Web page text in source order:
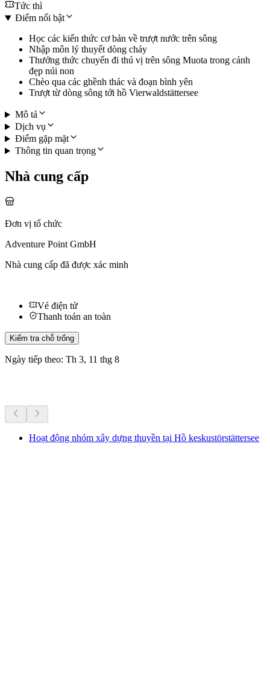
Tức thì
Điểm nổi bật
Học các kiến thức cơ bản về trượt nước trên sông
Nhập môn lý thuyết dòng chảy
Thưởng thức chuyến đi thú vị trên sông Muota trong cảnh
đẹp núi non
Chèo qua các ghềnh thác và đoạn bình yên
Trượt từ dòng sông tới hồ Vierwaldstättersee
Mô tả
Dịch vụ
Điểm gặp mặt
Thông tin quan trọng
Nhà cung cấp
Đơn vị tổ chức
Adventure Point GmbH
Nhà cung cấp đã được xác minh
Vé điện tử
Thanh toán an toàn
Kiểm tra chỗ trống
Ngày tiếp theo: Th 3, 11 thg 8
Hoạt động nhóm xây dựng thuyền tại Hồ keskustörstättersee